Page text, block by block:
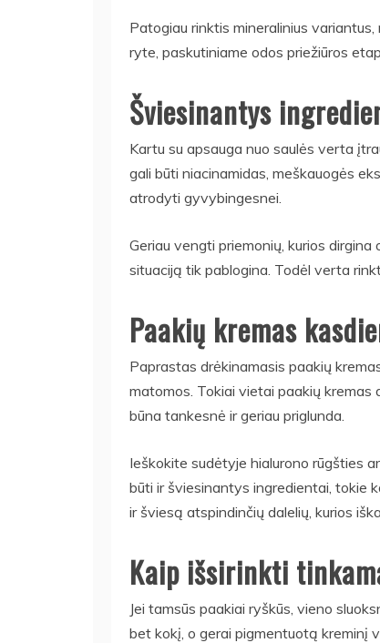
Patogiau rinktis mineralinius
ryte, paskutiniame odos priežiūros
Šviesinantys
Kartu su apsauga nuo saulės verta
gali būti niacinamidas, meškauogės
atrodyti gyvybingesnei.
Geriau vengti priemonių, kurios
situaciją tik pablogina. Todėl verta
Paakių kremas
Paprastas drėkinamasis paakių
matomos. Tokiai vietai paakių
būna tankesnė ir geriau priglunda.
Ieškokite sudėtyje hialurono rūgšties
būti ir šviesinantys ingredientai, tokie
ir šviesą atspindinčių dalelių, kurios
Kaip išsirinkti
Jei tamsūs paakiai ryškūs, vieno
bet kokį, o gerai pigmentuotą kreminį